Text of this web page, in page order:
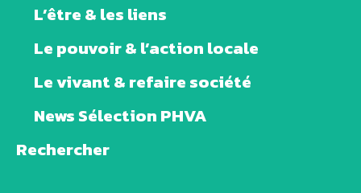
L’être & les liens
Le pouvoir & l’action locale
Le vivant & refaire société
News Sélection PHVA
Rechercher